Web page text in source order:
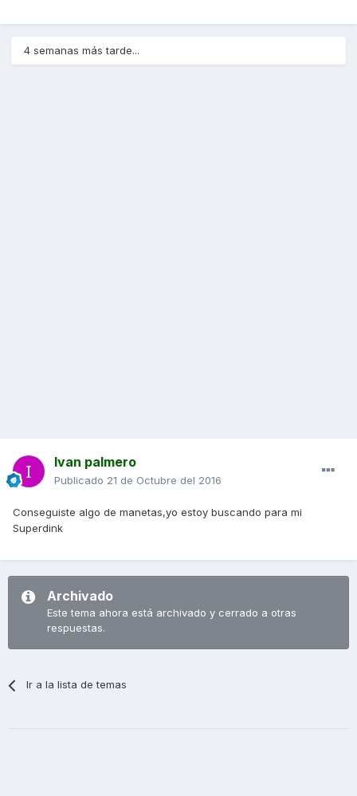
4 semanas más tarde...
Ivan palmero
Publicado 21 de Octubre del 2016
Conseguiste algo de manetas,yo estoy buscando para mi
Superdink
Archivado
Este tema ahora está archivado y cerrado a otras
respuestas.
Ir a la lista de temas